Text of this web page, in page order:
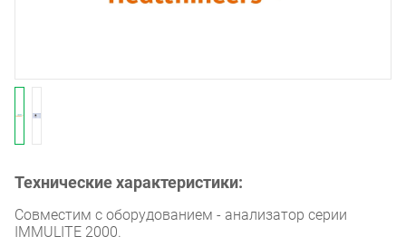
Технические характеристики:
Совместим с оборудованием - анализатор серии
IMMULITE 2000.